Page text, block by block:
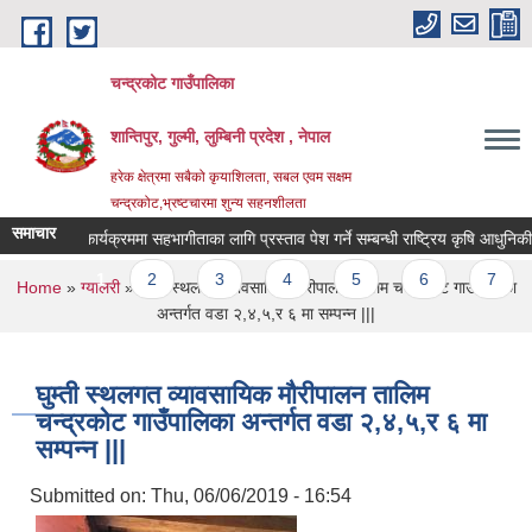
Skip to main content
चन्द्रकोट गाउँपालिका
शान्तिपुर, गुल्मी, लुम्बिनी प्रदेश , नेपाल
हरेक क्षेत्रमा सबैको कृयाशिलता, सबल एवम सक्षम
चन्द्रकोट,भ्रष्टचारमा शुन्य सहनशीलता
समाचारकार्यक्रममा सहभागीताका लागि प्रस्ताव पेश गर्ने सम्बन्धी राष्ट्रिय कृषि
Pages
2 3 4 5 6 7
You are here
Home» ग्यालरी» घुम्ती स्थलगत व्यावसायिक मौरीपालन तालिम चन्द्रकोट गाउँपालिका
अन्तर्गत वडा २,४,५,र ६ मा सम्पन्न |||
घुम्ती स्थलगत व्यावसायिक मौरीपालन तालिम
चन्द्रकोट गाउँपालिका अन्तर्गत वडा २,४,५,र ६ मा
सम्पन्न |||
Submitted on: Thu, 06/06/2019 - 16:54